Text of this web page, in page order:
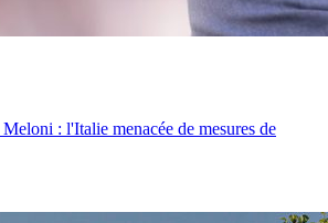
: l'Italie menacée de mesures de